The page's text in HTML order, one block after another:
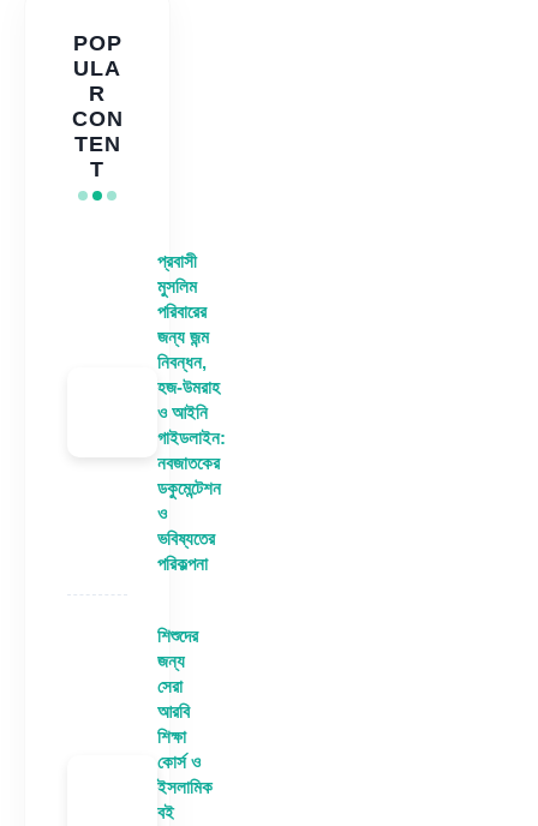
POP
ULA
R
CON
TEN
T
প্রবাসী
মুসলিম
পরিবারের
জন্য জন্ম
নিবন্ধন,
হজ-উমরাহ
ও আইনি
গাইডলাইন:
নবজাতকের
ডকুমেন্টেশন
ও
ভবিষ্যতের
পরিকল্পনা
শিশুদের
জন্য
সেরা
আরবি
শিক্ষা
কোর্স ও
ইসলামিক
বই